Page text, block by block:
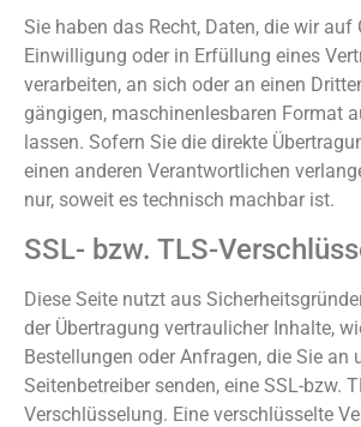
Sie haben das Recht, Daten, die wir auf
Einwilligung oder in Erfüllung eines
verarbeiten, an sich oder an einen
gängigen, maschinenlesbaren Format
lassen. Sofern Sie die direkte
einen anderen Verantwortlichen
nur, soweit es technisch machbar ist.
SSL- bzw. TLS-
Diese Seite nutzt aus
der Übertragung vertraulicher Inhalte,
Bestellungen oder Anfragen, die Sie an
Seitenbetreiber senden, eine SSL-bzw.
Verschlüsselung. Eine verschlüsselte